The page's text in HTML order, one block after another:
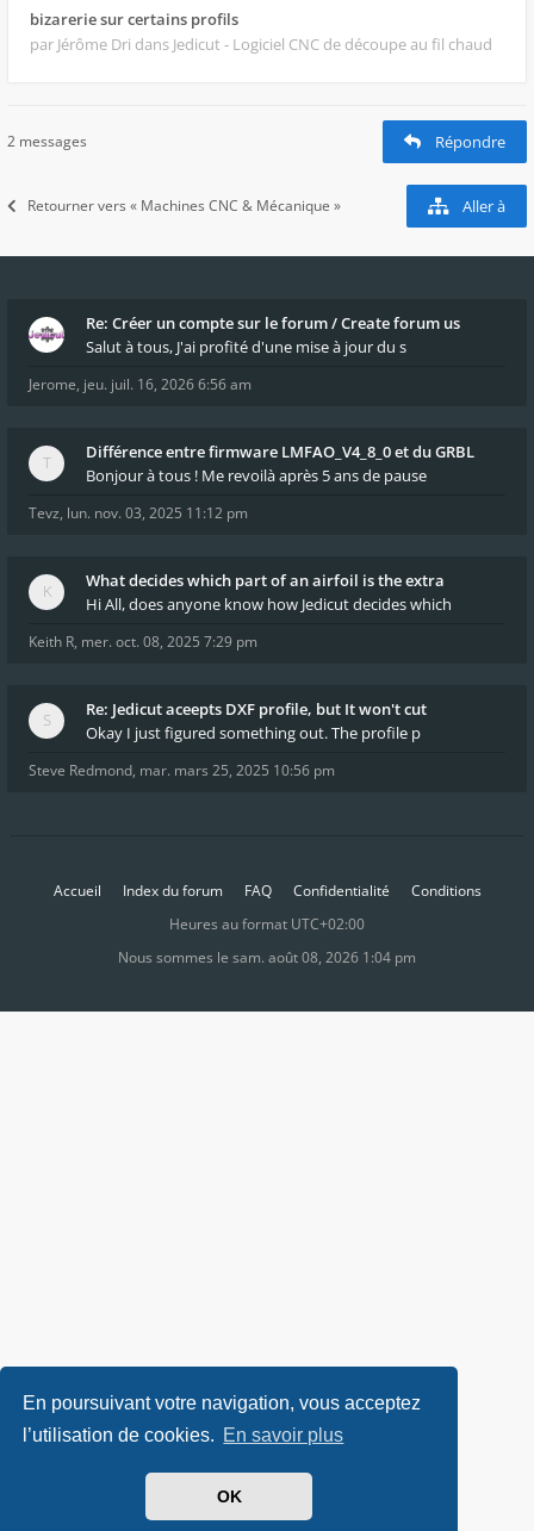
En poursuivant votre navigation, vous acceptez
l’utilisation de cookies. En savoir plus
OK
bizarerie sur certains profils
par Jérôme Dri dans Jedicut - Logiciel CNC de découpe au fil chaud
2 messages Répondre
Retourner vers « Machines CNC & Mécanique » Aller à
Re: Créer un compte sur le forum / Create forum us
Salut à tous, J'ai profité d'une mise à jour du s
Jerome, jeu. juil. 16, 2026 6:56 am
Différence entre firmware LMFAO_V4_8_0 et du GRBL
Bonjour à tous ! Me revoilà après 5 ans de pause
Tevz, lun. nov. 03, 2025 11:12 pm
What decides which part of an airfoil is the extra
Hi All, does anyone know how Jedicut decides which
Keith R, mer. oct. 08, 2025 7:29 pm
Re: Jedicut aceepts DXF profile, but It won't cut
Okay I just figured something out. The profile p
Steve Redmond, mar. mars 25, 2025 10:56 pm
Accueil Index du forum FAQ Confidentialité
Conditions
Heures au format UTC+02:00
Nous sommes le sam. août 08, 2026 1:04 pm